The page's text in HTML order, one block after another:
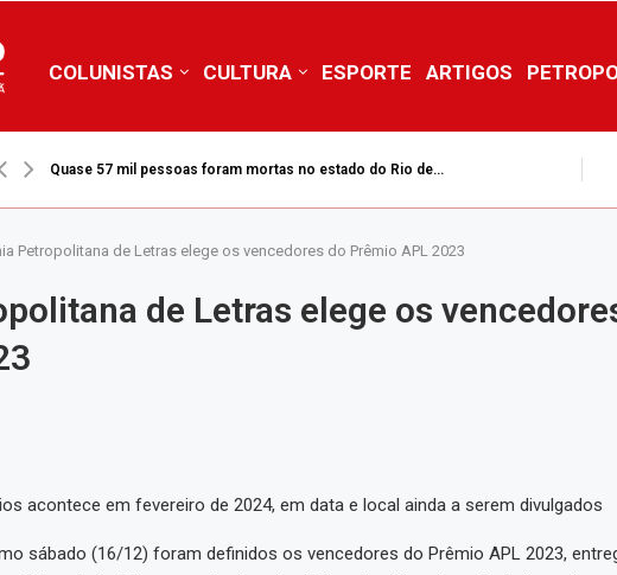
COLUNISTAS CULTURA ESPORTE ARTIGOS
Quase 57 mil pessoas foram mortas no estado do Rio de...
Petropolitana de Letras elege os vencedores do Prêmio APL 2023
de Letras elege os
acontece em fevereiro de 2024, em data e local ainda a serem divulgados
sábado (16/12) foram definidos os vencedores do Prêmio APL 2023,